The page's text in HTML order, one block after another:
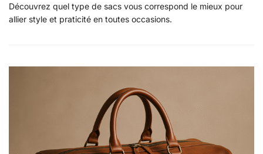
Découvrez quel type de sacs vous correspond le mieux pour
allier style et praticité en toutes occasions.